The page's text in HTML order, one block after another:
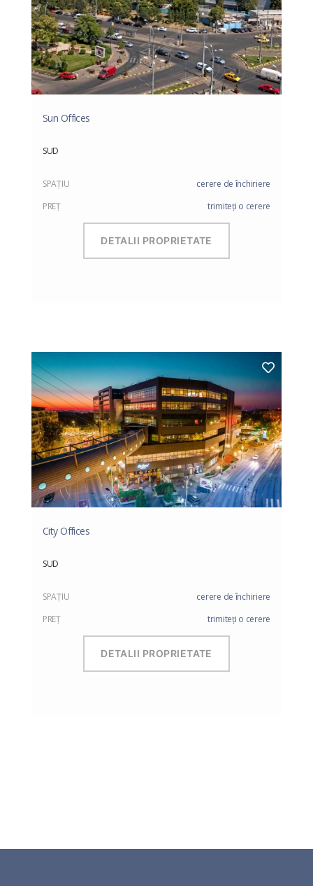
Sun Offices
SUD
SPAŢIU
cerere de închiriere
PREŢ
trimiteți o cerere
DETALII PROPRIETATE
City Offices
SUD
SPAŢIU
cerere de închiriere
PREŢ
trimiteți o cerere
DETALII PROPRIETATE